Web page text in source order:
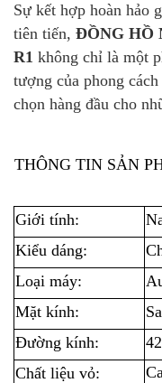
Sự kết hợp hoàn hảo
tiên tiến, ĐỒNG HỒ
R1 không chỉ là một
tượng của phong
chọn hàng đầu cho
THÔNG TIN SẢN
Giới tính:
Kiểu dáng:
Loại máy:
Mặt kính:
Đường kính:
Chất liệu vỏ: